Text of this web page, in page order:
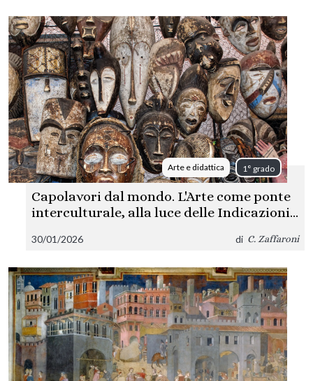
Arte e didattica 1° grado
Capolavori dal mondo. L'Arte come ponte
interculturale, alla luce delle Indicazioni
30/01/2026 di C. Zaffaroni